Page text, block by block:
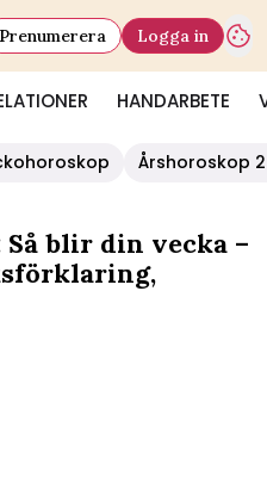
HANDARBETE
Prenumerera Logga in
Årshoroskop
blir din vecka –